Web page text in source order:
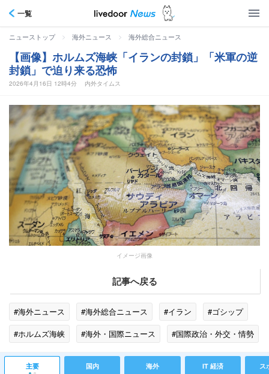
一覧
ニューストップ > 海外ニュース > 海外総合ニュース
【画像】ホルムズ海峡「イランの封鎖」「米軍の逆
封鎖」で迫り来る恐怖
2026年4月16日 12時4分 内外タイムス
イメージ画像
記事へ戻る
#海外ニュース #海外総合ニュース #イラン
#ゴシップ
#ホルムズ海峡
#海外・国際ニュース #国際政治・外交・情勢
主要 国内 海外 IT 経済 ス